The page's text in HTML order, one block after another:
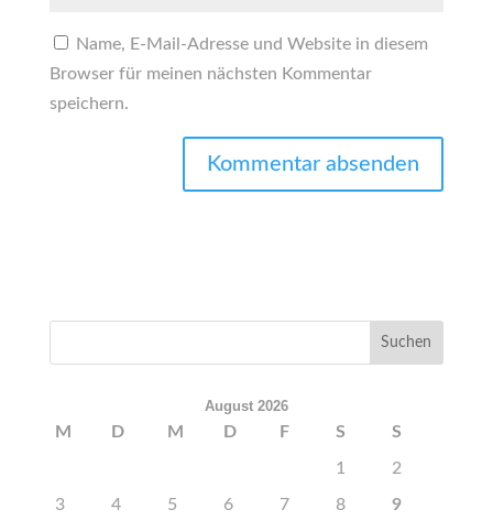
Name, E-Mail-Adresse und Website in diesem
Browser für meinen nächsten Kommentar
speichern.
August 2026
M D M D F S S
1 2
3 4 5 6 7 8 9